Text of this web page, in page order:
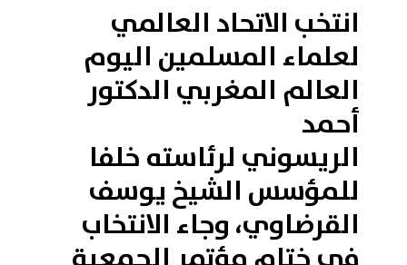
انتخب الاتحاد العالمي
لعلماء المسلمين اليوم
العالم المغربي الدكتور
أحمد
الريسوني لرئاسته خلفا
للمؤسس الشيخ يوسف
القرضاوي، وجاء الانتخاب